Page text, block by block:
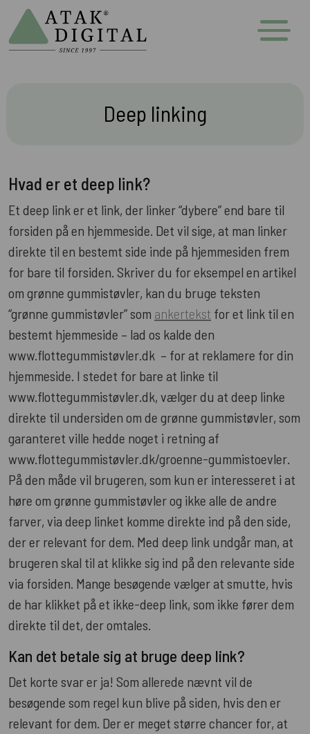
Deep linking
Hvad er et deep link?
Et deep link er et link, der linker “dybere” end bare til
forsiden på en hjemmeside. Det vil sige, at man linker
direkte til en bestemt side inde på hjemmesiden frem
for bare til forsiden. Skriver du for eksempel en artikel
om grønne gummistøvler, kan du bruge teksten
“grønne gummistøvler” som ankertekst for et link til en
bestemt hjemmeside – lad os kalde den
www.flottegummistøvler.dk – for at reklamere for din
hjemmeside. I stedet for bare at linke til
www.flottegummistøvler.dk, vælger du at deep linke
direkte til undersiden om de grønne gummistøvler, som
garanteret ville hedde noget i retning af
www.flottegummistøvler.dk/groenne-gummistoevler.
På den måde vil brugeren, som kun er interesseret i at
høre om grønne gummistøvler og ikke alle de andre
farver, via deep linket komme direkte ind på den side,
der er relevant for dem. Med deep link undgår man, at
brugeren skal til at klikke sig ind på den relevante side
via forsiden. Mange besøgende vælger at smutte, hvis
de har klikket på et ikke-deep link, som ikke fører dem
direkte til det, der omtales.
Kan det betale sig at bruge deep link?
Det korte svar er ja! Som allerede nævnt vil de
besøgende som regel kun blive på siden, hvis den er
relevant for dem. Der er meget større chancer for, at